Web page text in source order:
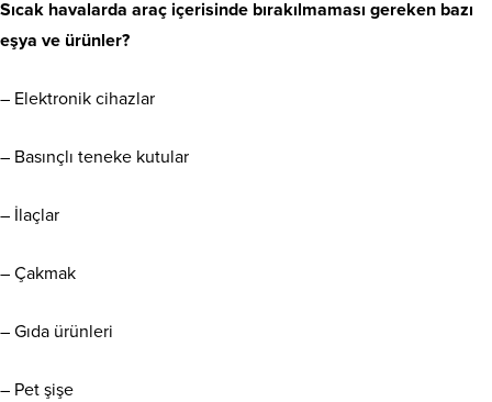
Sıcak havalarda araç içerisinde bırakılmaması gereken bazı
eşya ve ürünler?
– Elektronik cihazlar
– Basınçlı teneke kutular
– İlaçlar
– Çakmak
– Gıda ürünleri
– Pet şişe